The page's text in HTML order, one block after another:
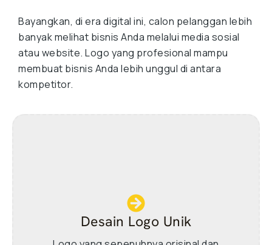
Bayangkan, di era digital ini, calon pelanggan lebih
banyak melihat bisnis Anda melalui media sosial
atau website. Logo yang profesional mampu
membuat bisnis Anda lebih unggul di antara
kompetitor.
Desain Logo Unik